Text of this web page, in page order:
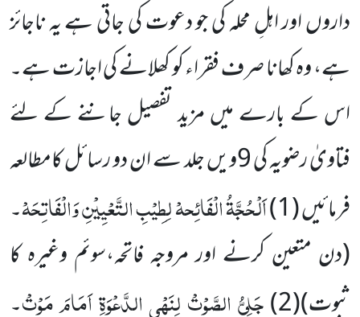
داروں اور اہلِ محلہ کی جو دعوت کی جاتی ہے یہ ناجائز
ہے، وہ کھانا صرف فقراء کو کھلانے کی اجازت ہے۔
اس کے بارے میں مزید تفصیل جاننے کے لئے
فتاویٰ رضویہ کی9ویں جلد سے ان دو رسائل کامطالعہ
فرمائیں (1
)اَلْحُجَّۃُ الْفَائِحہْ لِطِیْبِ التَّعْیِیْنِ وَالْفَاتِحَہْ۔
(دن متعین کرنے اور مروجہ فاتحہ،سوئم وغیرہ کا
ثبوت)(
2
)جَلِیُّ الصَّوْتْ لِنَھْیِ الدَّعْوَۃِ اَمَامَ مَوْتْ۔